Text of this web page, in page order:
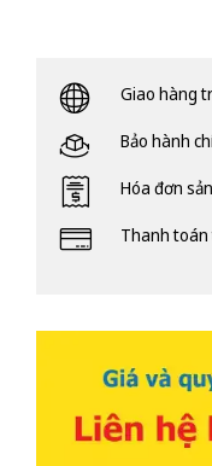
Giao hàng
Bảo hành
Hóa đơn
Thanh